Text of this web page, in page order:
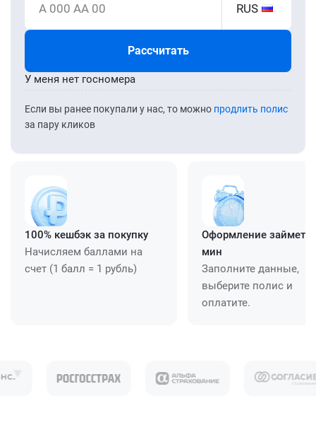
А 000 АА 00 RUS
Рассчитать
Если вы ранее покупали у нас, то можно продлить полис
за пару кликов
У меня нет госномера
100% кешбэк за покупку
Начисляем баллами на
счет (1 балл = 1 рубль)
Оформление займет
мин
Заполните данные,
выберите полис и
оплатите.